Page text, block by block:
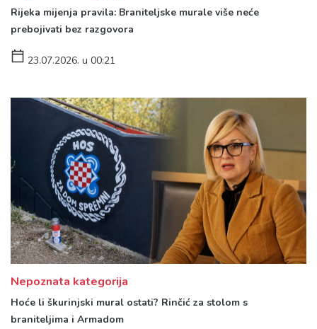
Rijeka mijenja pravila: Braniteljske murale više neće
prebojivati bez razgovora
23.07.2026. u 00:21
Nepoznata kategorija
Hoće li škurinjski mural ostati? Rinčić za stolom s
braniteljima i Armadom